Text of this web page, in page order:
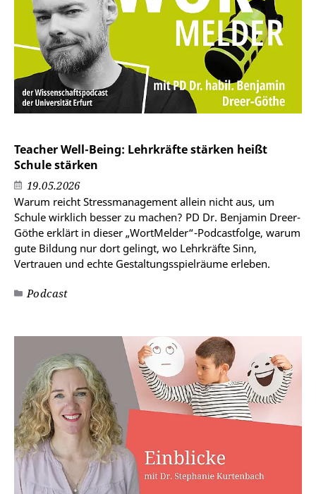
Teacher Well-Being: Lehrkräfte stärken heißt
Schule stärken
19.05.2026
Warum reicht Stressmanagement allein nicht aus, um
Schule wirklich besser zu machen? PD Dr. Benjamin Dreer-
Göthe erklärt in dieser „WortMelder“-Podcastfolge, warum
gute Bildung nur dort gelingt, wo Lehrkräfte Sinn,
Vertrauen und echte Gestaltungsspielräume erleben.
Podcast